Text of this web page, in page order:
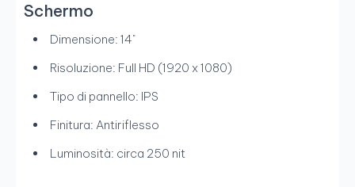
Schermo
Dimensione: 14"
Risoluzione: Full HD (1920 x 1080)
Tipo di pannello: IPS
Finitura: Antiriflesso
Luminosità: circa 250 nit